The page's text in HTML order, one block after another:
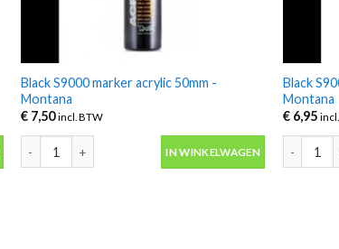
Black S9000 marker acrylic 50mm -
Montana
€ 7,50 incl. BTW
IN WINKELWAGEN
Black
Montana
€6,95